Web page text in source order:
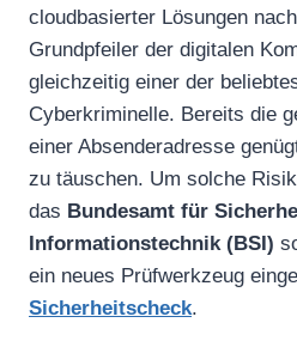
cloudbasierter Lösungen
Grundpfeiler der digitalen
gleichzeitig einer der
Cyberkriminelle. Bereits die
einer Absenderadresse
zu täuschen. Um solche
das Bundesamt für
Informationstechnik (BSI)
ein neues Prüfwerkzeug
Sicherheitscheck.